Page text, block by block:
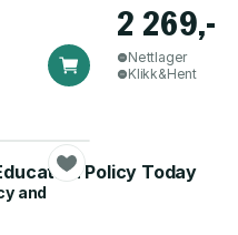
2 269,-
Nettlager
Klikk&Hent
Policy Today
and